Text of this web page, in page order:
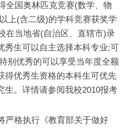
全国奥林匹克竞赛(数学、物
上(含二级)的学科竞赛获奖学
在当地省(自治区、直辖市)录
秀生可以自主选择本科专业;可
别优秀的可以享受当年度全额
得优秀生资格的本科生可优先
生。详情请参阅我校2010报考
格执行《教育部关于做好